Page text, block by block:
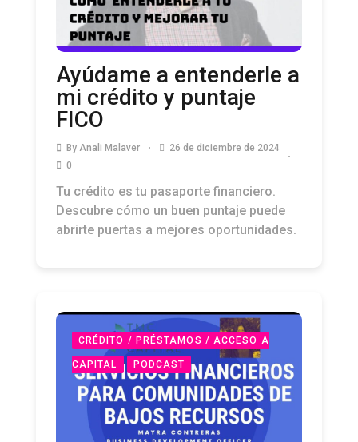
Ayúdame a entenderle a
mi crédito y puntaje
FICO
By Anali Malaver
26 de diciembre de 2024
0
Tu crédito es tu pasaporte financiero.
Descubre cómo un buen puntaje puede
abrirte puertas a mejores oportunidades.
CRÉDITO / PRÉSTAMOS / ACCESO A
CAPITAL PODCAST